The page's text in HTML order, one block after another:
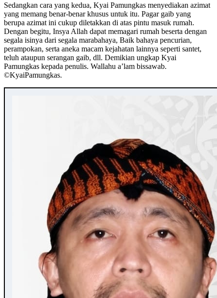
Sedangkan cara yang kedua, Kyai Pamungkas menyediakan azimat
yang memang benar-benar khusus untuk itu. Pagar gaib yang
berupa azimat ini cukup diletakkan di atas pintu masuk rumah.
Dengan begitu, Insya Allah dapat memagari rumah beserta dengan
segala isinya dari segala marabahaya, Baik bahaya pencurian,
perampokan, serta aneka macam kejahatan lainnya seperti santet,
teluh ataupun serangan gaib, dll. Demikian ungkap Kyai
Pamungkas kepada penulis. Wallahu a’lam bissawab.
©️KyaiPamungkas.